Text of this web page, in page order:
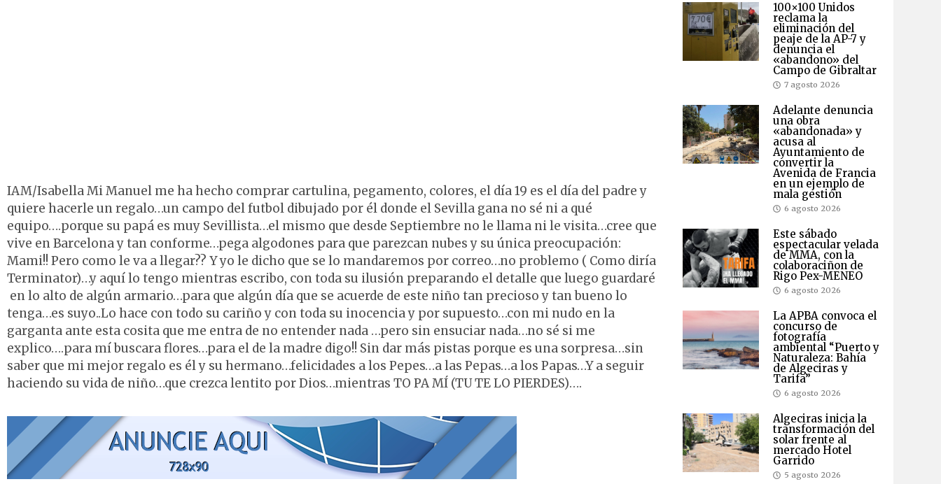
IAM/Isabella Mi Manuel me ha hecho comprar cartulina, pegamento, colores, el día 19 es el día del padre y
quiere hacerle un regalo…un campo del futbol dibujado por él donde el Sevilla gana no sé ni a qué
equipo….porque su papá es muy Sevillista…el mismo que desde Septiembre no le llama ni le visita…cree que
vive en Barcelona y tan conforme…pega algodones para que parezcan nubes y su única preocupación:
Mami!! Pero como le va a llegar?? Y yo le dicho que se lo mandaremos por correo…no problemo ( Como diría
Terminator)…y aquí lo tengo mientras escribo, con toda su ilusión preparando el detalle que luego guardaré
en lo alto de algún armario…para que algún día que se acuerde de este niño tan precioso y tan bueno lo
tenga…es suyo..Lo hace con todo su cariño y con toda su inocencia y por supuesto…con mi nudo en la
garganta ante esta cosita que me entra de no entender nada …pero sin ensuciar nada…no sé si me
explico….para mí buscara flores…para el de la madre digo!! Sin dar más pistas porque es una sorpresa…sin
saber que mi mejor regalo es él y su hermano…felicidades a los Pepes…a las Pepas…a los Papas…Y a seguir
haciendo su vida de niño…que crezca lentito por Dios…mientras TO PA MÍ (TU TE LO PIERDES)….
100×100 Unidos
reclama la
eliminación del
peaje de la AP-7 y
denuncia el
«abandono» del
Campo de Gibraltar
7 agosto 2026
Adelante denuncia
una obra
«abandonada» y
acusa al
Ayuntamiento de
convertir la
Avenida de Francia
en un ejemplo de
mala gestión
6 agosto 2026
Este sábado
espectacular velada
de MMA, con la
colaboraciñon de
Rigo Pex-MENEO
6 agosto 2026
La APBA convoca el
concurso de
fotografía
ambiental “Puerto y
Naturaleza: Bahía
de Algeciras y
Tarifa”
6 agosto 2026
Algeciras inicia la
transformación del
solar frente al
mercado Hotel
Garrido
5 agosto 2026